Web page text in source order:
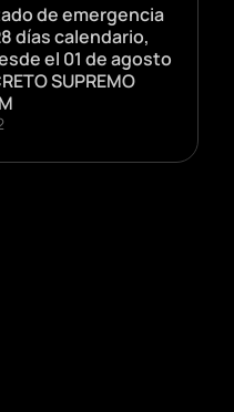
de emergencia
días calendario,
el 01 de agosto
SUPREMO